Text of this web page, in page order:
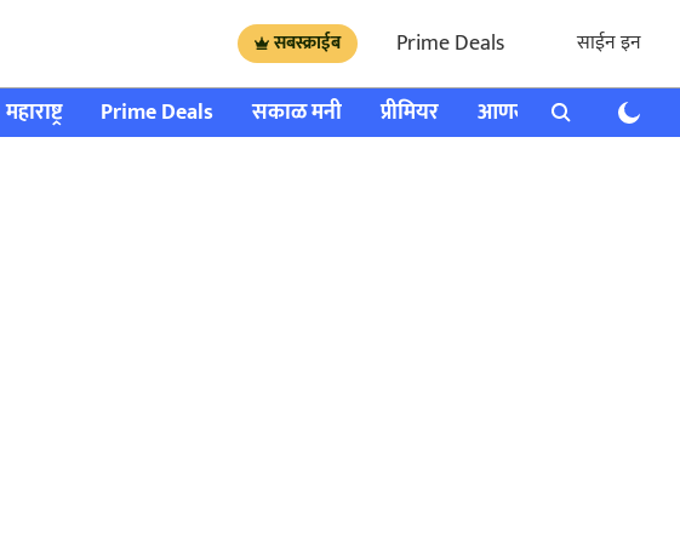
सबस्क्राईब Prime Deals साईन इन
महाराष्ट्र Prime Deals सकाळ मनी प्रीमियर आणखी राशी भविष्य